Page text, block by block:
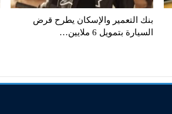
بنك التعمير والإسكان يطرح قرض
السيارة بتمويل 6 ملايين…